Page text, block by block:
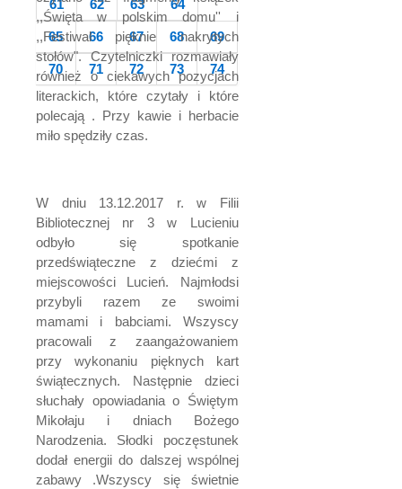
61 62 63 64
65 66 67 68 69
70 71 72 73 74
,,Święta w polskim domu'' i
,,Festiwal pięknie nakrytych
stołów". Czytelniczki rozmawiały
również o ciekawych pozycjach
literackich, które czytały i które
polecają . Przy kawie i herbacie
miło spędziły czas.
W dniu 13.12.2017 r. w Filii
Bibliotecznej nr 3 w Lucieniu
odbyło się spotkanie
przedświąteczne z dziećmi z
miejscowości Lucień. Najmłodsi
przybyli razem ze swoimi
mamami i babciami. Wszyscy
pracowali z zaangażowaniem
przy wykonaniu pięknych kart
świątecznych. Następnie dzieci
słuchały opowiadania o Świętym
Mikołaju i dniach Bożego
Narodzenia. Słodki poczęstunek
dodał energii do dalszej wspólnej
zabawy .Wszyscy się świetnie